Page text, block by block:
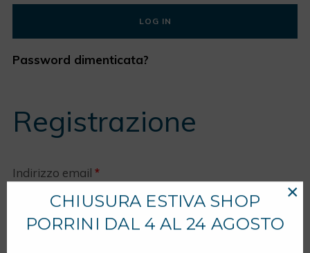
Password *
LOG IN
Password dimenticata?
Registrazione
Indirizzo email *
CHIUSURA ESTIVA SHOP
PORRINI DAL 4 AL 24 AGOSTO
×